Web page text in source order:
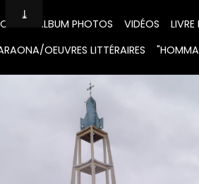
ALBUM PHOTOS VIDÉOS
OEUVRES LITTÉRAIRES